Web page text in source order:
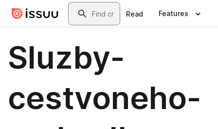
Skip to main contentSearch
Read Features
Sluzby-
cestvoneho-